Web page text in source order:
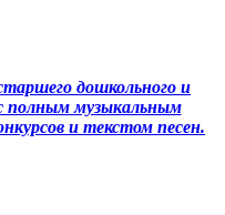
дошкольного и
полным музыкальным
и текстом песен.